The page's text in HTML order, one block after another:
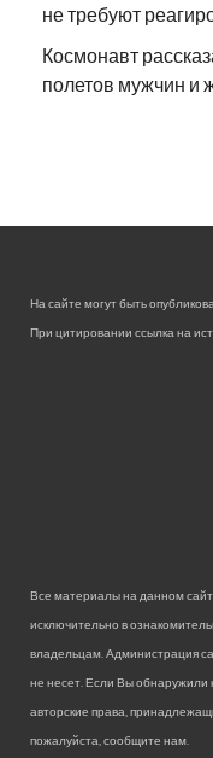
не требуют
Космонавт
полетов мужчин и
На сайте могут быть
При цитировании ссылка на
Все материалы на данном
исключительно в
владельцам. Администрация
не несет. Если Вы
авторские права,
пожалуйста, сообщите нам.